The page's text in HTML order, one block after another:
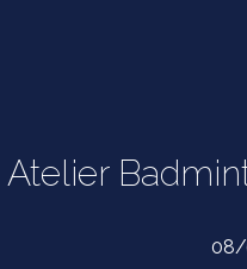
Atelier